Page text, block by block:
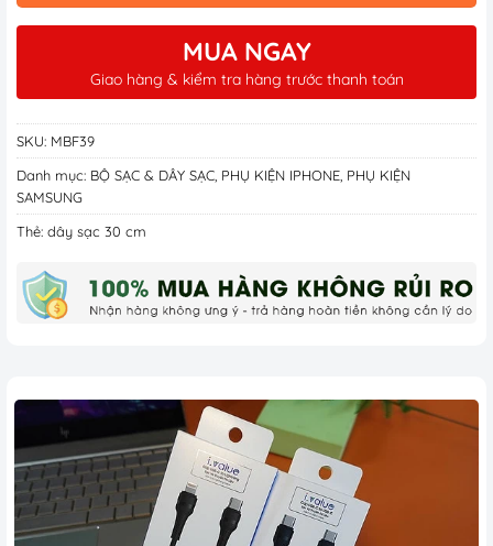
MUA NGAY
Giao hàng & kiểm tra hàng trước thanh toán
SKU: MBF39
Danh mục: BỘ SẠC & DÂY SẠC PHỤ KIỆN IPHONE PHỤ KIỆN
SAMSUNG
Thẻ: dây sạc 30 cm